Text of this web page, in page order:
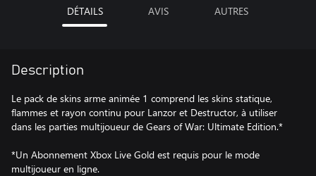
DÉTAILS AVIS AUTRES
Description
Le pack de skins arme animée 1 comprend les skins statique,
flammes et rayon continu pour Lanzor et Destructor, à utiliser
dans les parties multijoueur de Gears of War: Ultimate Edition.*
*Un Abonnement Xbox Live Gold est requis pour le mode
multijoueur en ligne.